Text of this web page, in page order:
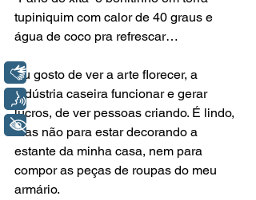
tupiniquim com calor de 40 graus e
água de coco pra refrescar…
Eu gosto de ver a arte florecer, a
indústria caseira funcionar e gerar
lucros, de ver pessoas criando. É lindo,
mas não para estar decorando a
estante da minha casa, nem para
compor as peças de roupas do meu
armário.
Libras
Voz
+ Acessibilidade